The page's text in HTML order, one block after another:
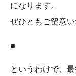
になります。
ぜひともご留意い
■
というわけで、